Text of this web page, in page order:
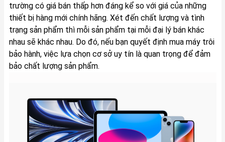
trường có giá bán thấp hơn đáng kể so với giá của những
thiết bị hàng mới chính hãng. Xét đến chất lượng và tình
trạng sản phẩm thì mỗi sản phẩm tại mỗi đại lý bán khác
nhau sẽ khác nhau. Do đó, nếu bạn quyết định mua máy trôi
bảo hành, việc lựa chọn cơ sở uy tín là quan trọng để đảm
bảo chất lượng sản phẩm.